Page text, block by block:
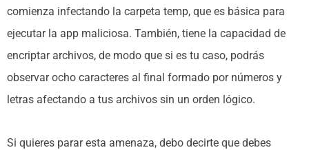
comienza infectando la carpeta temp, que es básica para
ejecutar la app maliciosa. También, tiene la capacidad de
encriptar archivos, de modo que si es tu caso, podrás
observar ocho caracteres al final formado por números y
letras afectando a tus archivos sin un orden lógico.
Si quieres parar esta amenaza, debo decirte que debes